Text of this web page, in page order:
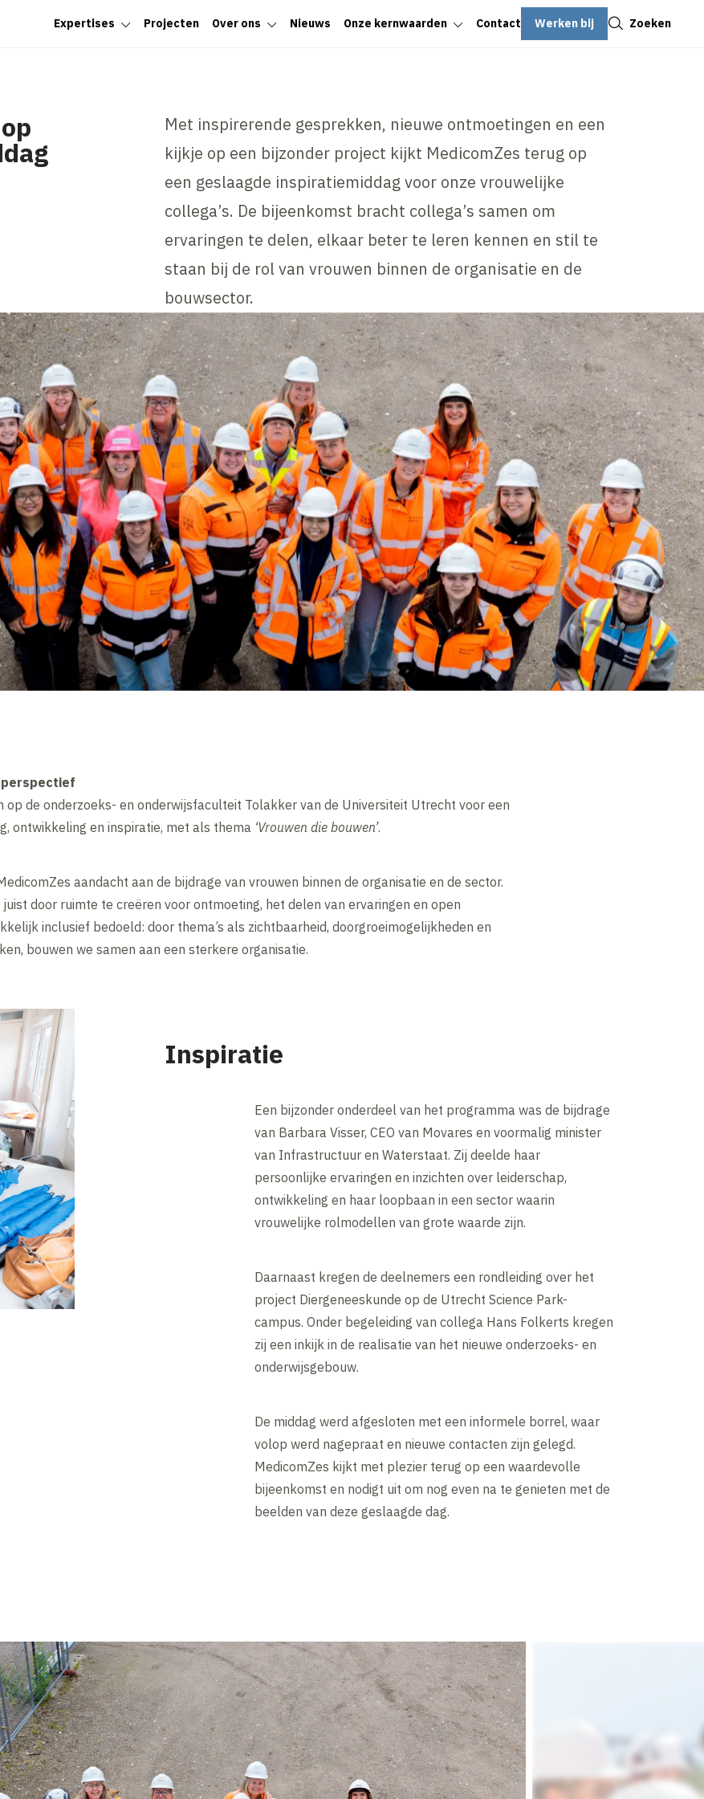
Expertises Projecten Over ons Nieuws Onze kernwaarden Contact Werken bij Zoeken
Met inspirerende gesprekken, nieuwe ontmoetingen en een
kijkje op een bijzonder project kijkt MedicomZes terug op
een geslaagde inspiratiemiddag voor onze vrouwelijke
collega’s. De bijeenkomst bracht collega’s samen om
ervaringen te delen, elkaar beter te leren kennen en stil te
staan bij de rol van vrouwen binnen de organisatie en de
bouwsector.
perspectief
op de onderzoeks- en onderwijsfaculteit Tolakker van de Universiteit Utrecht voor een
ontwikkeling en inspiratie, met als thema ‘Vrouwen die bouwen’.
aandacht aan de bijdrage van vrouwen binnen de organisatie en de sector.
door ruimte te creëren voor ontmoeting, het delen van ervaringen en open
inclusief bedoeld: door thema’s als zichtbaarheid, doorgroeimogelijkheden en
bouwen we samen aan een sterkere organisatie.
Inspiratie
Een bijzonder onderdeel van het programma was de bijdrage
van Barbara Visser, CEO van Movares en voormalig minister
van Infrastructuur en Waterstaat. Zij deelde haar
persoonlijke ervaringen en inzichten over leiderschap,
ontwikkeling en haar loopbaan in een sector waarin
vrouwelijke rolmodellen van grote waarde zijn.
Daarnaast kregen de deelnemers een rondleiding over het
project Diergeneeskunde op de Utrecht Science Park-
campus. Onder begeleiding van collega Hans Folkerts kregen
zij een inkijk in de realisatie van het nieuwe onderzoeks- en
onderwijsgebouw.
De middag werd afgesloten met een informele borrel, waar
volop werd nagepraat en nieuwe contacten zijn gelegd.
MedicomZes kijkt met plezier terug op een waardevolle
bijeenkomst en nodigt uit om nog even na te genieten met de
beelden van deze geslaagde dag.
Sluiten